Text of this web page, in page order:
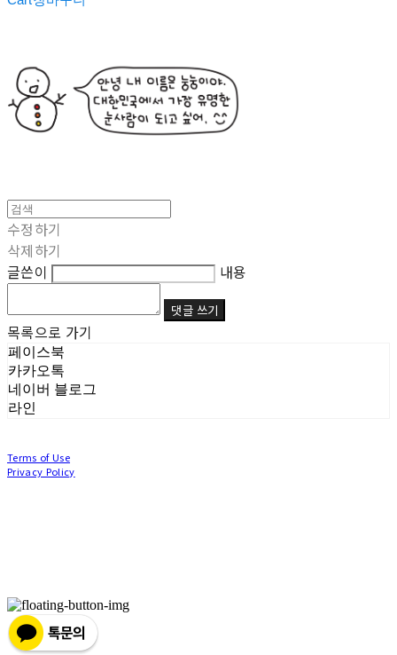
수정하기
삭제하기
글쓴이
내용
댓글 쓰기
목록으로 가기
페이스북
카카오톡
네이버 블로그
라인
Terms of Use
Privacy Policy